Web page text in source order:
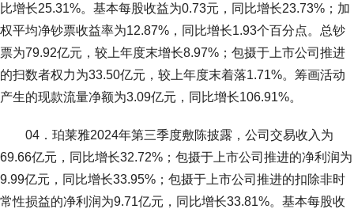
比增长25.31%。基本每股收益为0.73元，同比增长23.73%；加
权平均净钞票收益率为12.87%，同比增长1.93个百分点。总钞
票为79.92亿元，较上年度末增长8.97%；包摄于上市公司推进
的扫数者权力为33.50亿元，较上年度末着落1.71%。筹画活动
产生的现款流量净额为3.09亿元，同比增长106.91%。
04．珀莱雅2024年第三季度敷陈披露，公司交易收入为
69.66亿元，同比增长32.72%；包摄于上市公司推进的净利润为
9.99亿元，同比增长33.95%；包摄于上市公司推进的扣除非时
常性损益的净利润为9.71亿元，同比增长33.81%。基本每股收